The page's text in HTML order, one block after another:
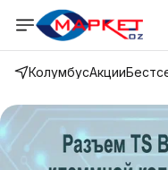
КолумбусАкции